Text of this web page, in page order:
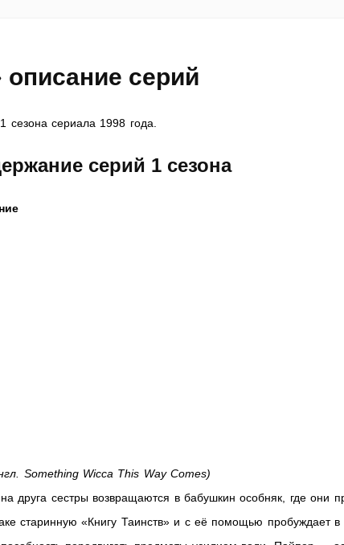
серий
сезона сериала 1998 года.
серий 1 сезона
Something Wicca This Way Comes)
друга сестры возвращаются в бабушкин особняк, где они
старинную «Книгу Таинств» и с её помощью пробуждает в